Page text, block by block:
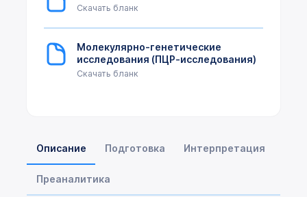
Описание Подготовка Интерпретация
Преаналитика
Скачать бланк
Молекулярно-генетические
исследования (ПЦР-исследования)
Скачать бланк